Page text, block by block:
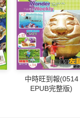
中時旺到報(0514
EPUB完整版)